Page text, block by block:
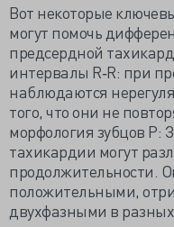
Вот некоторые
могут помочь
предсердной
интервалы R‐R: при
наблюдаются
того, что они не
морфология зубцов Р:
тахикардии могут
продолжительности.
положительными,
двухфазными в